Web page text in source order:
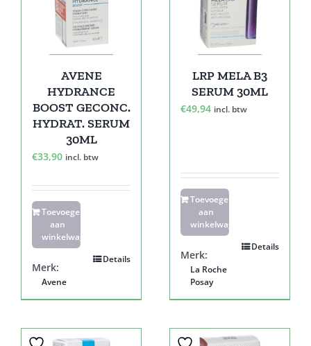
AVENE
HYDRANCE
BOOST GECONC.
HYDRAT. SERUM
30ML
€33,90 incl. btw
Toevoegen
aan
winkelwagen
Details
Merk:
Avene
LRP MELA B3
SERUM 30ML
€49,94 incl. btw
Toevoegen
aan
winkelwagen
Details
Merk:
La Roche
Posay